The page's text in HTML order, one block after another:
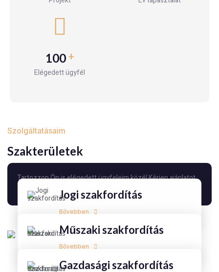
126 +
Elégedett ügyfél
Szolgáltatásaim
Szakterületek
Tartozzon Ön is elégedett ügyfeleim közé! Kérjen ajánlatot
fordításra:
zsuzsa.szabo.mba@gmail.com
Jogi szakfordítás
Bővebben
Műszaki szakfordítás
Bővebben
Gazdasági szakfordítás